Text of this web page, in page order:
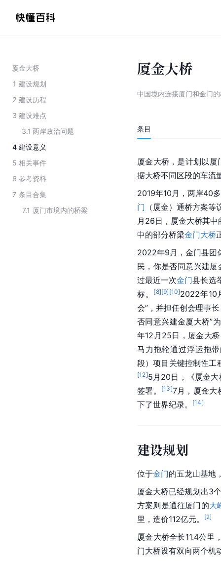
厦金大桥
1 建设规划
2 建设历程
3 建设难点
3.1 两岸政治问题
4 建设意义
5 相关事件
6 参考资料
7 条目合集
7.1 厦门市境内的桥梁
厦金大桥
中国境内连接厦门和金门
条目
厦金大桥，是计划以
据大桥不同区段的车流
2019年10月，两岸40
门 （厦金）通桥方案
月26日，厦金大桥其中
中的部分桥梁金门大桥
2022年9月，金门县团
民，你是否同意兴建
过最近一次金门县长选
标。
[8][9] [10]2022年10
会”，并担任创会理事
否同意兴建金厦大桥”
年12月25日，厦金大
马力拖轮通过浮运拖
段）项目关键控制性
[12]5月20日，《厦金
签署。
[13]7月，厦金大
下了世界纪录。
[14]
建设规划
位于金门的五龙山基地
厦金大桥已经规划出3
方案则是通往厦门的大
里，造价112亿元。
[2]
厦金大桥全长11.4公里
门大桥设有双向两个机